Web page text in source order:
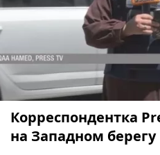
Корреспондентка
на Западном берегу